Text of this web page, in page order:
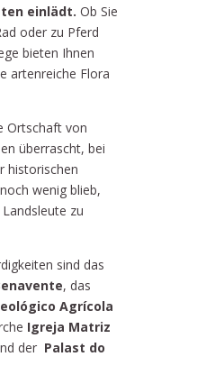
einlädt. Ob Sie
oder zu Pferd
bieten Ihnen
artenreiche Flora
Ortschaft von
überrascht, bei
historischen
wenig blieb,
zu
sind das
, das
Agrícola
Igreja Matriz
der Palast do